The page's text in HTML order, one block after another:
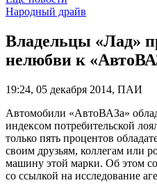
Народный драйв
Владельцы «Лад»
нелюбви к
19:24, 05 декабря 2014, ПАИ
Автомобили «АвтоВАЗа»
индексом потребительской
только пять процентов
своим друзьям, коллегам или
машину этой марки. Об этом
со ссылкой на исследование